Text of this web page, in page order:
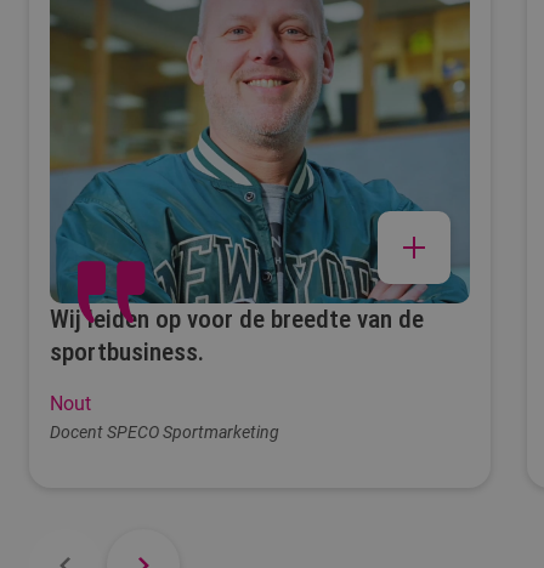
Wij leiden op voor de breedte van de
sportbusiness.
Nout
Docent SPECO Sportmarketing